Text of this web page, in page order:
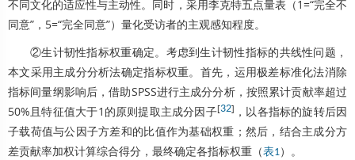
不同文化的适应性与主动性。同时，采用李克特五点量表（1=“完全不
同意”，5=“完全同意”）量化受访者的主观感知程度。
②生计韧性指标权重确定。考虑到生计韧性指标的共线性问题，
本文采用主成分分析法确定指标权重。首先，运用极差标准化法消除
指标间量纲影响后，借助SPSS进行主成分分析，按照累计贡献率超过
50%且特征值大于1的原则提取主成分因子[32] ，以各指标的旋转后因
子载荷值与公因子方差和的比值作为基础权重；然后，结合主成分方
差贡献率加权计算综合得分，最终确定各指标权重（表1）。